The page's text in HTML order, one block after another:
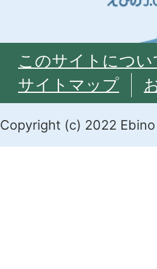
このサイトについ
サイトマップ
Copyright (c) 2022